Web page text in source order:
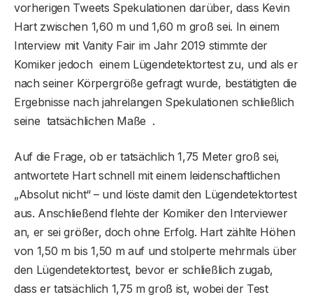
vorherigen Tweets Spekulationen darüber, dass Kevin
Hart zwischen 1,60 m und 1,60 m groß sei. In einem
Interview mit Vanity Fair im Jahr 2019 stimmte der
Komiker jedoch einem Lügendetektortest zu, und als er
nach seiner Körpergröße gefragt wurde, bestätigten die
Ergebnisse nach jahrelangen Spekulationen schließlich
seine tatsächlichen Maße .
Auf die Frage, ob er tatsächlich 1,75 Meter groß sei,
antwortete Hart schnell mit einem leidenschaftlichen
„Absolut nicht“ – und löste damit den Lügendetektortest
aus. Anschließend flehte der Komiker den Interviewer
an, er sei größer, doch ohne Erfolg. Hart zählte Höhen
von 1,50 m bis 1,50 m auf und stolperte mehrmals über
den Lügendetektortest, bevor er schließlich zugab,
dass er tatsächlich 1,75 m groß ist, wobei der Test